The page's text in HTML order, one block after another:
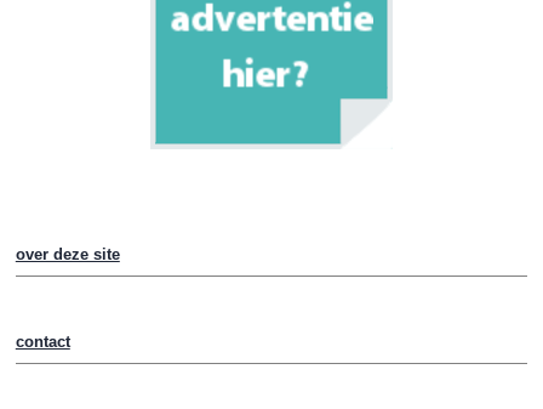
over deze site
contact